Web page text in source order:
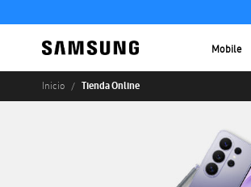
Mobile
Inicio Tienda Online